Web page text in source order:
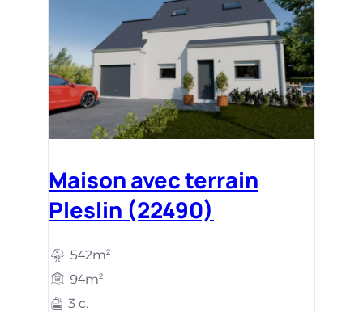
Maison avec terrain
Pleslin (22490)
542m²
94m²
3 c.